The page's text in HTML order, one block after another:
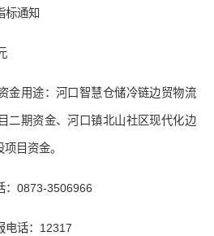
标通知
金用途：河口智慧仓储冷链边贸物流
二期资金、河口镇北山社区现代化边
目资金。
：0873-3506966
电话：12317